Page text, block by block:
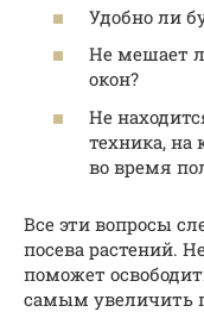
Удобно ли
Не мешает
окон?
Не
техника, на
во время
Все эти вопросы
посева растений.
поможет
самым увеличить